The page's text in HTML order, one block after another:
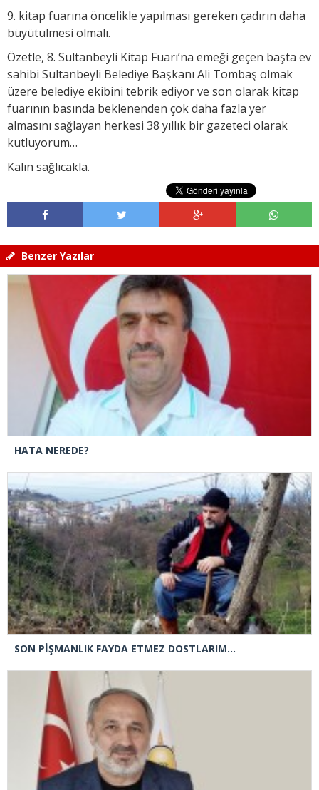
9. kitap fuarına öncelikle yapılması gereken çadırın daha
büyütülmesi olmalı.
Özetle, 8. Sultanbeyli Kitap Fuarı’na emeği geçen başta ev
sahibi Sultanbeyli Belediye Başkanı Ali Tombaş olmak
üzere belediye ekibini tebrik ediyor ve son olarak kitap
fuarının basında beklenenden çok daha fazla yer
almasını sağlayan herkesi 38 yıllık bir gazeteci olarak
kutluyorum…
Kalın sağlıcakla.
Benzer Yazılar
HATA NEREDE?
SON PİŞMANLIK FAYDA ETMEZ DOSTLARIM…